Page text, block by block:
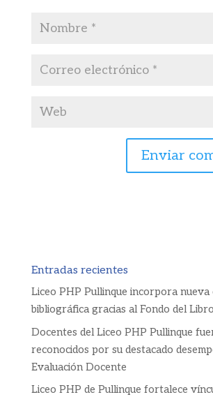
Entradas recientes
Liceo PHP Pullinque incorpora nueva
bibliográfica gracias al Fondo del Libro
Docentes del Liceo PHP Pullinque
reconocidos por su destacado
Evaluación Docente
Liceo PHP de Pullinque fortalece